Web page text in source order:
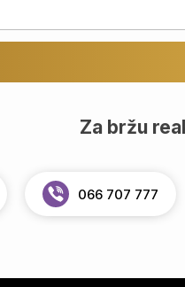
Za bržu
066 707 777